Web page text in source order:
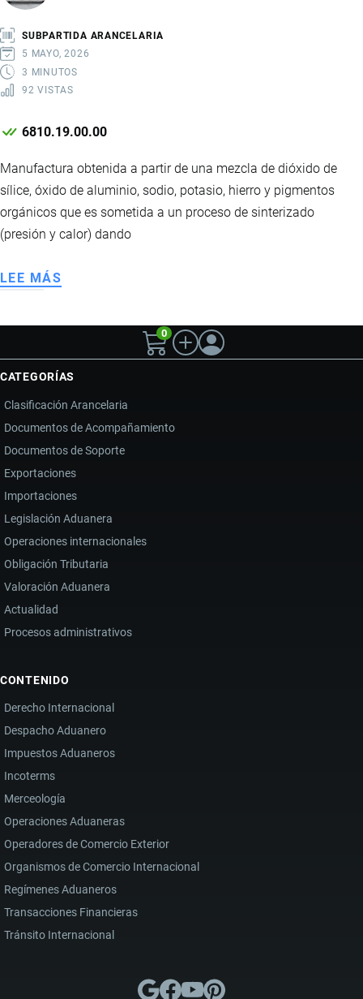
SUBPARTIDA ARANCELARIA
5 MAYO, 2026
3 MINUTOS
92 VISTAS
6810.19.00.00
Manufactura obtenida a partir de una mezcla de dióxido de
sílice, óxido de aluminio, sodio, potasio, hierro y pigmentos
orgánicos que es sometida a un proceso de sinterizado
(presión y calor) dando
LEE MÁS
DE
0
CATEGORÍAS
Clasificación Arancelaria
Documentos de Acompañamiento
Documentos de Soporte
Exportaciones
Importaciones
Legislación Aduanera
Operaciones internacionales
Obligación Tributaria
Valoración Aduanera
Actualidad
Procesos administrativos
CONTENIDO
Derecho Internacional
Despacho Aduanero
Impuestos Aduaneros
Incoterms
Merceología
Operaciones Aduaneras
Operadores de Comercio Exterior
Organismos de Comercio Internacional
Regímenes Aduaneros
Transacciones Financieras
Tránsito Internacional